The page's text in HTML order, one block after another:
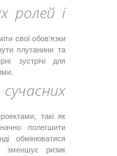
ролей і
свої обов'язки
плутанини та
зустрічі для
такі як
полегшити
обмінюватися
зменшує ризик